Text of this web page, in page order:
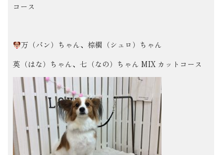
コース
万（バン）ちゃん、棕櫚（シュロ）ちゃん
英（はな）ちゃん、七（なの）ちゃん MIX カットコース